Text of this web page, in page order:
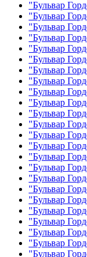
"Бульвар
"Бульвар
"Бульвар
"Бульвар
"Бульвар
"Бульвар
"Бульвар
"Бульвар
"Бульвар
"Бульвар
"Бульвар
"Бульвар
"Бульвар
"Бульвар
"Бульвар
"Бульвар
"Бульвар
"Бульвар
"Бульвар
"Бульвар
"Бульвар
"Бульвар
"Бульвар
"Бульвар